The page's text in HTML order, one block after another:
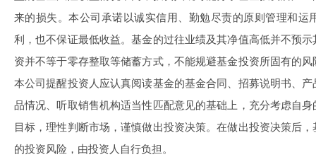
来的损失。本公司承诺以诚实信用、勤勉尽责的原则管理和运
利，也不保证最低收益。基金的过往业绩及其净值高低并不预
资并不等于零存整取等储蓄方式，不能规避基金投资所固有的
本公司提醒投资人应认真阅读基金的基金合同、招募说明书、
品情况、听取销售机构适当性匹配意见的基础上，充分考虑自
目标，理性判断市场，谨慎做出投资决策。在做出投资决策后
的投资风险，由投资人自行负担。